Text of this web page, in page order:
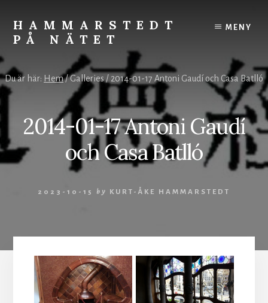
content
HAMMARSTEDT
PÅ NÄTET
övervinner
kyla.
hetta.
och
MENY
Du är här: Hem/Galleries/ 2014-01-17 Antoni Gaudí och Casa Batlló
2014-01-17 Antoni Gaudí
och Casa Batlló
2023-10-15 by KURT-ÅKE HAMMARSTEDT